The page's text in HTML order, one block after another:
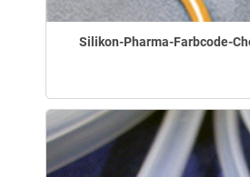
Silikon-Pharma-Farbcode-